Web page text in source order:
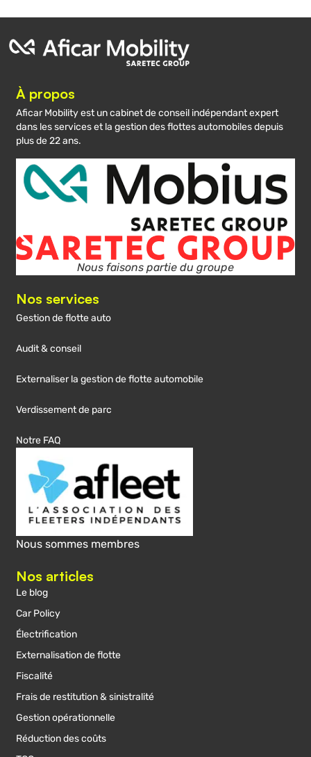
À propos
Aficar Mobility est un cabinet de conseil indépendant expert
dans les services et la gestion des flottes automobiles depuis
plus de 22 ans.
Nous faisons partie du groupe
Nos services
Gestion de flotte auto
Audit & conseil
Externaliser la gestion de flotte automobile
Verdissement de parc
Notre FAQ
Nous sommes membres
Nos articles
Le blog
Car Policy
Électrification
Externalisation de flotte
Fiscalité
Frais de restitution & sinistralité
Gestion opérationnelle
Réduction des coûts